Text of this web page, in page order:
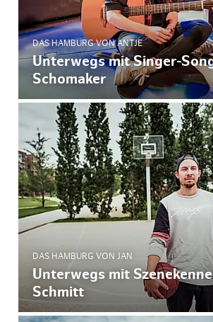
DAS HAMBURG VON ANTJE
Unterwegs mit Singer-
Schomaker
DAS HAMBURG VON JAN
Unterwegs mit
Schmitt